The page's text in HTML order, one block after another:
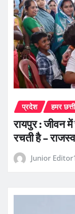
प्रदेश हमर
रायपुर : जीवन
रचती है –
Junior